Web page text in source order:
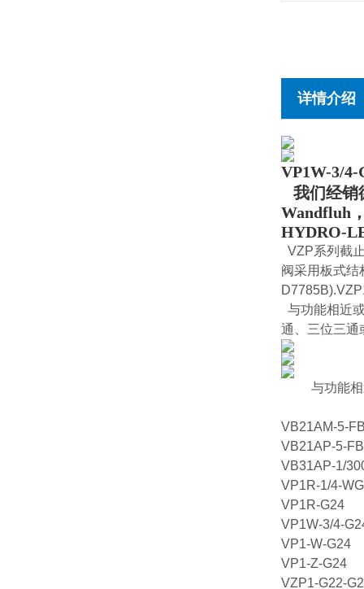
详情介绍
VP1W-3/
我们经销
Wandfluh
HYDRO-
VZP系列截
阀采用板式结
与功能相近
通、三位三通
与功能
VB21AM-5-
VB21AP-5-
VB31AP-1/
VP1R-1/4-
VP1R-G24
VP1W-3/4-
VP1-W-G24
VP1-Z-G24
VZP1-G22-